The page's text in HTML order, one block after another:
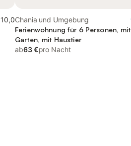
10,0Chania und Umgebung
Ferienwohnung für 6 Personen, mit
Garten, mit Haustier
ab63 €pro Nacht